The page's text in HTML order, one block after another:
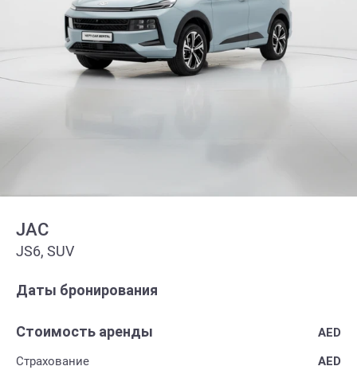
JAC
JS6, SUV
Даты бронирования
Стоимость аренды
AED
Страхование
AED